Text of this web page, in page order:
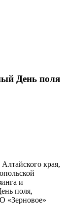
День поля
края,
и
поля,
«Зерновое»